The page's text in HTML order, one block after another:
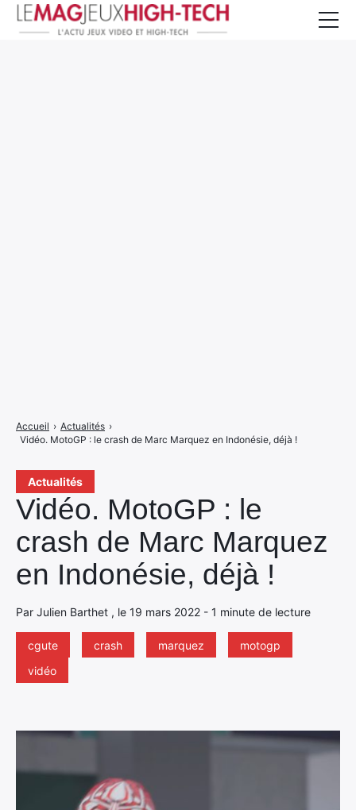
Actualités
Vidéo. MotoGP : le
crash de Marc Marquez
en Indonésie, déjà !
Par Julien Barthet , le 19 mars 2022 - 1 minute de lecture
cgute crash marquez
motogp
vidéo
Accueil › Actualités ›
Vidéo. MotoGP : le crash de Marc Marquez en Indonésie, déjà !